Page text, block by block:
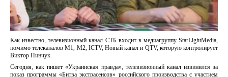
Как известно, телевизионный канал СТБ входит в медиагруппу StarLightMedia,
помимо телеканалов М1, М2, ICTV, Новый канал и QTV, которую контролирует
Виктор Пинчук.
Сегодня, как пишет «Украинская правда», телевизионный канал извинился за
показ программы «Битва экстрасенсов» российского производства с участием